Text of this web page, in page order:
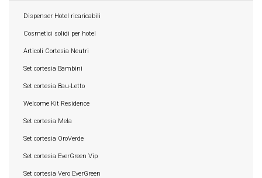
Dispenser Hotel ricaricabili
Cosmetici solidi per hotel
Articoli Cortesia Neutri
Set cortesia Bambini
Set cortesia Bau-Letto
Welcome Kit Residence
Set cortesia Mela
Set cortesia OroVerde
Set cortesia EverGreen Vip
Set cortesia Vero EverGreen